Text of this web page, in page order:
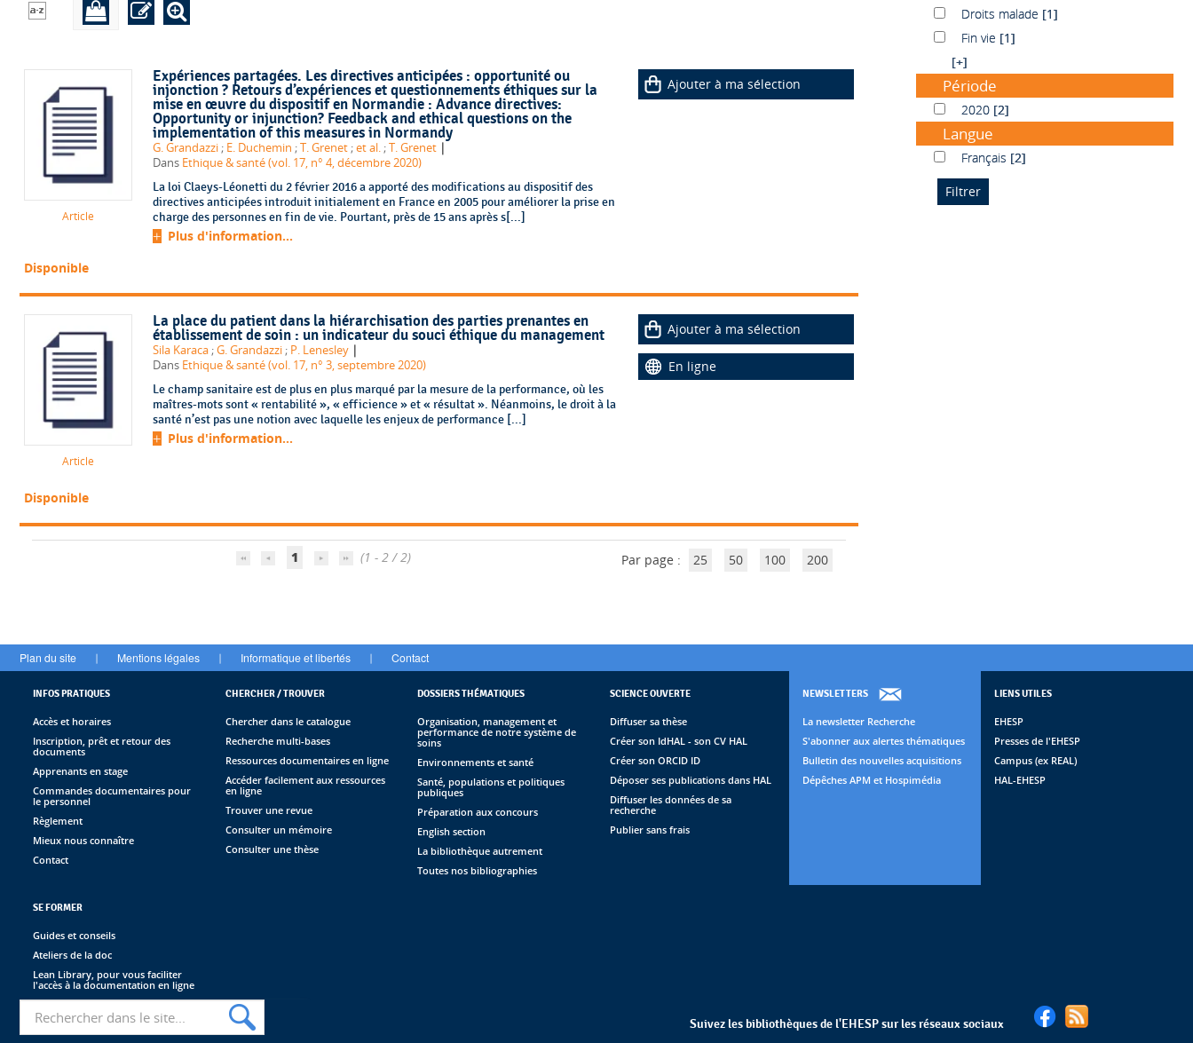
Article
Expériences partagées. Les directives anticipées : opportunité ou
injonction ? Retours d’expériences et questionnements éthiques sur la
mise en œuvre du dispositif en Normandie : Advance directives:
Opportunity or injunction? Feedback and ethical questions on the
implementation of this measures in Normandy
G. Grandazzi ; E. Duchemin ;T. Grenet ;et al. ;T. Grenet |
Dans Ethique & santé (vol. 17, n° 4, décembre 2020)
La loi Claeys-Léonetti du 2 février 2016 a apporté des modifications au dispositif des
directives anticipées introduit initialement en France en 2005 pour améliorer la prise en
charge des personnes en fin de vie. Pourtant, près de 15 ans après s[...]
Plus d'information...
Ajouter à ma sélection
Disponible
Article
La place du patient dans la hiérarchisation des parties prenantes en
établissement de soin : un indicateur du souci éthique du management
Sila Karaca ;G. Grandazzi ; P. Lenesley |
Dans Ethique & santé (vol. 17, n° 3, septembre 2020)
Le champ sanitaire est de plus en plus marqué par la mesure de la performance, où les
maîtres-mots sont « rentabilité », « efficience » et « résultat ». Néanmoins, le droit à la
santé n’est pas une notion avec laquelle les enjeux de performance [...]
Plus d'information...
Ajouter à ma sélection
En ligne
Disponible
1 (1 - 2 / 2) Par page : 25 50 100 200
Droits malade
Droits malade [1]
Fin vieFin vie [1]
[+]
Période
20202020 [2]
Langue
FrançaisFrançais [2]
Plan du site | Mentions légales | Informatique et libertés | Contact
INFOS PRATIQUES
Accès et horaires
Inscription, prêt et retour des
documents
Apprenants en stage
Commandes documentaires pour
le personnel
Règlement
Mieux nous connaître
Contact
CHERCHER / TROUVER
Chercher dans le catalogue
Recherche multi-bases
Ressources documentaires en ligne
Accéder facilement aux ressources
en ligne
Trouver une revue
Consulter un mémoire
Consulter une thèse
DOSSIERS THÉMATIQUES
Organisation, management et
performance de notre système de
soins
Environnements et santé
Santé, populations et politiques
publiques
Préparation aux concours
English section
La bibliothèque autrement
Toutes nos bibliographies
SCIENCE OUVERTE
Diffuser sa thèse
Créer son IdHAL - son CV HAL
Créer son ORCID ID
Déposer ses publications dans HAL
Diffuser les données de sa
recherche
Publier sans frais
NEWSLETTERS
La newsletter Recherche
S'abonner aux alertes thématiques
Bulletin des nouvelles acquisitions
Dépêches APM et Hospimédia
SE FORMER
Guides et conseils
Ateliers de la doc
Lean Library, pour vous faciliter
l'accès à la documentation en ligne
LIENS UTILES
EHESP
Presses de l'EHESP
Campus (ex REAL)
HAL-EHESP
Suivez les bibliothèques de l'EHESP sur les réseaux sociaux